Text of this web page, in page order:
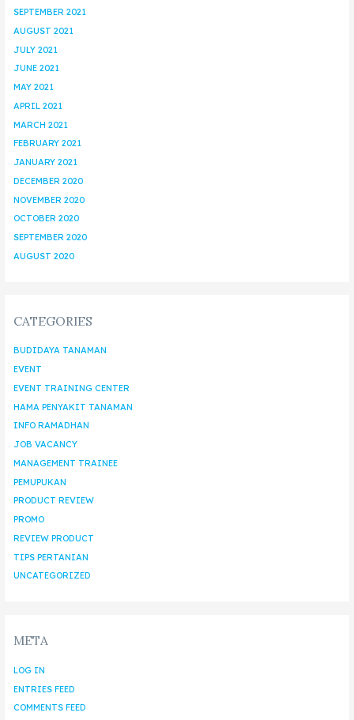
SEPTEMBER 2021
AUGUST 2021
JULY 2021
JUNE 2021
MAY 2021
APRIL 2021
MARCH 2021
FEBRUARY 2021
JANUARY 2021
DECEMBER 2020
NOVEMBER 2020
OCTOBER 2020
SEPTEMBER 2020
AUGUST 2020
CATEGORIES
BUDIDAYA TANAMAN
EVENT
EVENT TRAINING CENTER
HAMA PENYAKIT TANAMAN
INFO RAMADHAN
JOB VACANCY
MANAGEMENT TRAINEE
PEMUPUKAN
PRODUCT REVIEW
PROMO
REVIEW PRODUCT
TIPS PERTANIAN
UNCATEGORIZED
META
LOG IN
ENTRIES FEED
COMMENTS FEED